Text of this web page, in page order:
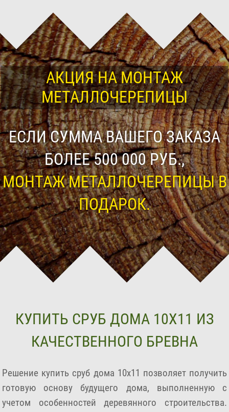
АКЦИЯ НА МОНТАЖ
МЕТАЛЛОЧЕРЕПИЦЫ
ЕСЛИ СУММА ВАШЕГО ЗАКАЗА
БОЛЕЕ 500 000 РУБ.,
МОНТАЖ МЕТАЛЛОЧЕРЕПИЦЫ В
ПОДАРОК.
КУПИТЬ СРУБ ДОМА 10Х11 ИЗ
КАЧЕСТВЕННОГО БРЕВНА
Решение купить сруб дома 10х11 позволяет получить
готовую основу будущего дома, выполненную с
учетом особенностей деревянного строительства.